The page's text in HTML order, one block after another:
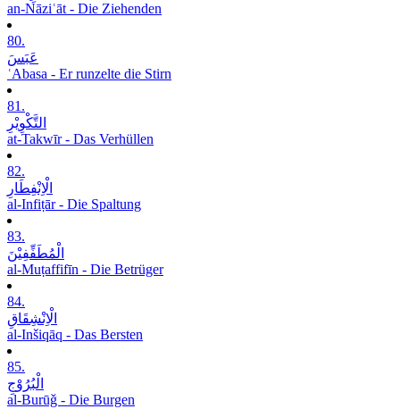
an-Nāziʿāt - Die Ziehenden
80.
عَبَسَ
ʿAbasa - Er runzelte die Stirn
81.
التَّکْوِیْرِ
at-Takwīr - Das Verhüllen
82.
الْاِنْفِطَارِ
al-Infiṭār - Die Spaltung
83.
الْمُطَفِّفِیْنَ
al-Muṭaffifīn - Die Betrüger
84.
الْاِنْشِقَاقِ
al-Inšiqāq - Das Bersten
85.
الْبُرُوْجِ
al-Burūǧ - Die Burgen